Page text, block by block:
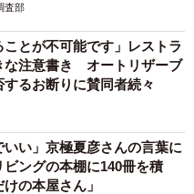
査部
ことが不可能です」レストラ
な注意書き オートリザーブ
るお断りに賛同者続々
いい」京極夏彦さんの言葉に
ングの本棚に140冊を積
の本屋さん」